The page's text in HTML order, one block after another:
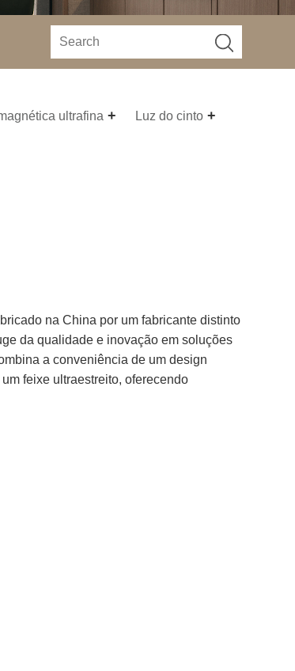
ultrafina Luz do cinto
na China por um fabricante distinto
da qualidade e inovação em soluções
a conveniência de um design
feixe ultraestreito, oferecendo